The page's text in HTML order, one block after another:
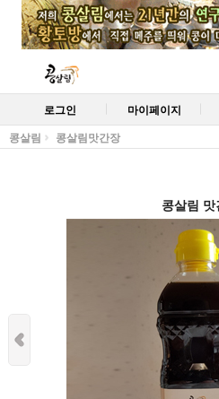
로그인 마이페이지
콩살림 콩살림맛간장
콩살림 맛